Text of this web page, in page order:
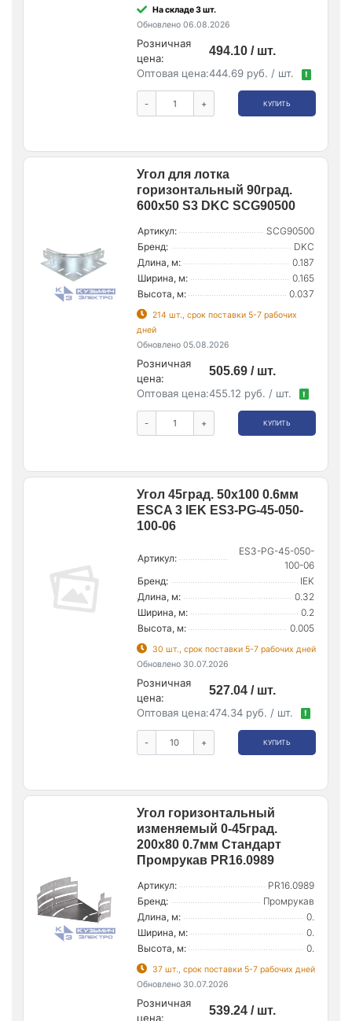
На складе 3 шт.
Обновлено 06.08.2026
Розничная
цена:
494.10 / шт.
Оптовая цена:444.69 руб. / шт. !
- + КУПИТЬ
Угол для лотка
горизонтальный 90град.
600х50 S3 DKC SCG90500
Артикул:
SCG90500
Бренд:
DKC
Длина, м:
0.187
Ширина, м:
0.165
Высота, м:
0.037
214 шт., срок поставки 5-7 рабочих
дней
Обновлено 05.08.2026
Розничная
цена:
505.69 / шт.
Оптовая цена:455.12 руб. / шт. !
- + КУПИТЬ
Угол 45град. 50х100 0.6мм
ESCA 3 IEK ES3-PG-45-050-
100-06
Артикул:
ES3-PG-45-050-
100-06
Бренд:
IEK
Длина, м:
0.32
Ширина, м:
0.2
Высота, м:
0.005
30 шт., срок поставки 5-7 рабочих дней
Обновлено 30.07.2026
Розничная
цена:
527.04 / шт.
Оптовая цена:474.34 руб. / шт. !
- + КУПИТЬ
Угол горизонтальный
изменяемый 0-45град.
200х80 0.7мм Стандарт
Промрукав PR16.0989
Артикул:
PR16.0989
Бренд:
Промрукав
Длина, м:
0.
Ширина, м:
0.
Высота, м:
0.
37 шт., срок поставки 5-7 рабочих дней
Обновлено 30.07.2026
Розничная
цена:
539.24 / шт.